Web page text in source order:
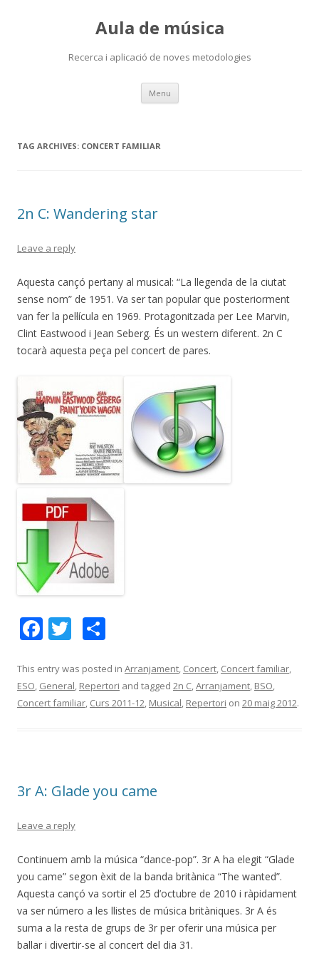
Aula de música
Recerca i aplicació de noves metodologies
Menu Skip
content
TAG ARCHIVES: CONCERT FAMILIAR
2n C: Wandering star
Leave a reply
Aquesta cançó pertany al musical: “La llegenda de la ciutat
sense nom” de 1951. Va ser tan popular que posteriorment
van fer la pel·lícula en 1969. Protagonitzada per Lee Marvin,
Clint Eastwood i Jean Seberg. És un western diferent. 2n C
tocarà aquesta peça pel concert de pares.
F
e
b
T
itt
er
m
p
This entry was posted in Arranjament, Concert, Concert familiar,
ESO, General, Repertori and tagged 2n C,Arranjament, BSO,
Concert familiar, Curs 2011-12, Musical, Repertori on 20 maig 2012.
3r A: Glade you came
Leave a reply
Continuem amb la música “dance-pop”. 3r A ha elegit “Glade
you came” segon èxit de la banda britànica “The wanted”.
Aquesta cançó va sortir el 25 d’octubre de 2010 i ràpidament
va ser número a les llistes de música britàniques. 3r A és
suma a la resta de grups de 3r per oferir una música per
ballar i divertir-se al concert del dia 31.